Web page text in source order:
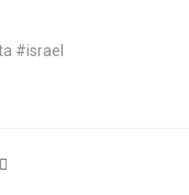
#israel